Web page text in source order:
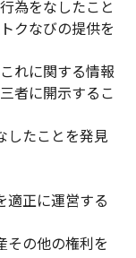
為をなしたこと
クなびの提供を
れに関する情報
者に開示するこ
したことを発見
適正に運営する
その他の権利を